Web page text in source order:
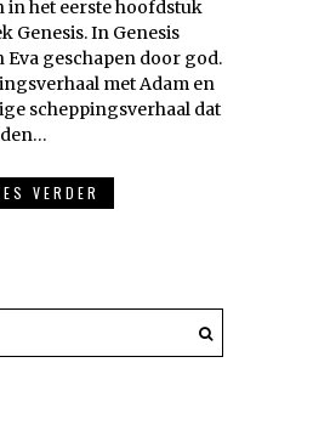
in het eerste hoofdstuk
Genesis. In Genesis
Eva geschapen door god.
met Adam en
scheppingsverhaal dat
VERDER